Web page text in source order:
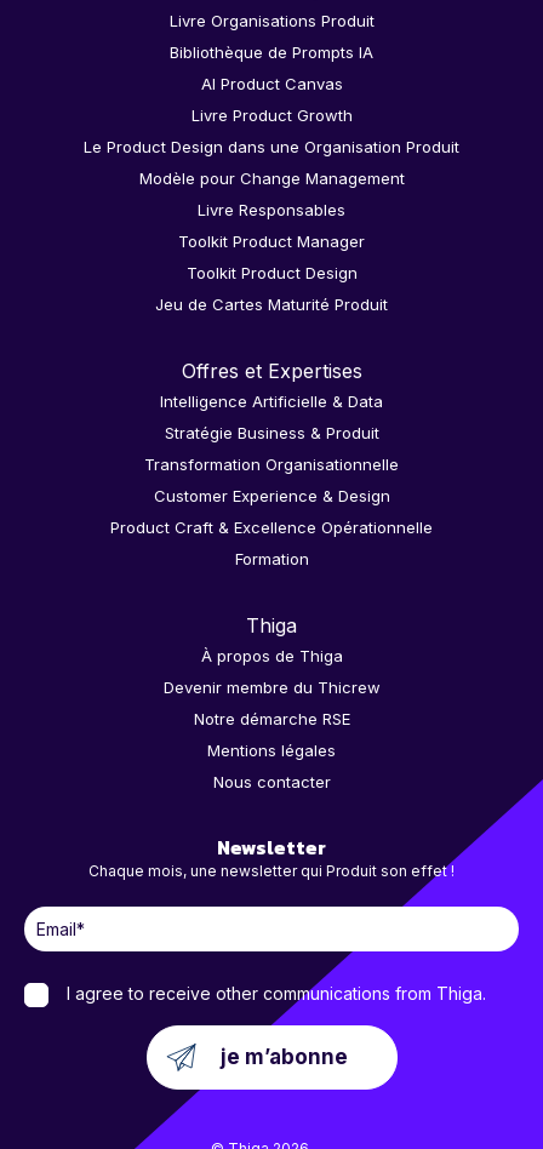
Livre Organisations Produit
Bibliothèque de Prompts IA
AI Product Canvas
Livre Product Growth
Le Product Design dans une Organisation Produit
Modèle pour Change Management
Livre Responsables
Toolkit Product Manager
Toolkit Product Design
Jeu de Cartes Maturité Produit
Offres et Expertises
Intelligence Artificielle & Data
Stratégie Business & Produit
Transformation Organisationnelle
Customer Experience & Design
Product Craft & Excellence Opérationnelle
Formation
Thiga
À propos de Thiga
Devenir membre du Thicrew
Notre démarche RSE
Mentions légales
Nous contacter
Newsletter
Chaque mois, une newsletter qui Produit son effet !
I agree to receive other communications from Thiga.